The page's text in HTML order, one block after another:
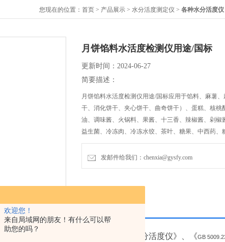
欢迎您！
来自局域网的朋友！有什么可以帮
助您的吗？
您现在的位置： 首页 > 产品展示 > 水分活度测定仪 > 各种水分活度仪
月饼馅料水活度检测仪用途/国标
更新时间：2024-06-27
简要描述：
月饼馅料水活度检测仪用途/国标应用于馅料、麻薯
干、消化饼干、夹心饼干、曲奇饼干）、蛋糕、核
油、调味酱、火锅料、果酱、十三香、辣椒酱、剁椒
益生菌、冷冻肉、冷冻水饺、茶叶、糖果、中西药、
发邮件给我们：chenxia@gysfy.com
留言询价
水分活度仪》、《GB